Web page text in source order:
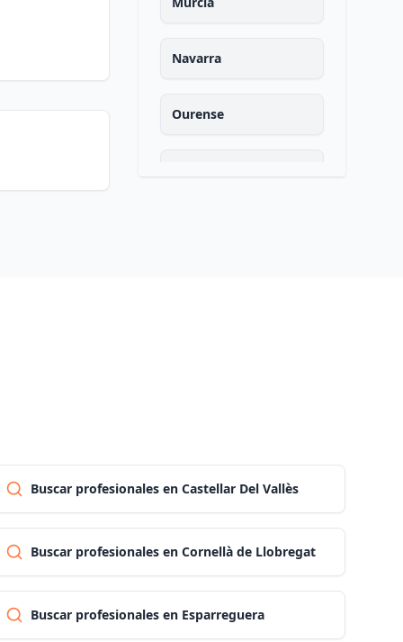
Navarra
Ourense
Segovia
Sevilla
Buscar profesionales en Castellar Del Vallès
Buscar profesionales en Cornellà de Llobregat
Buscar profesionales en Esparreguera